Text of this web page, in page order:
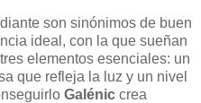
son sinónimos de buen
ideal, con la que sueñan
elementos esenciales: un
que refleja la luz y un nivel
Galénic crea